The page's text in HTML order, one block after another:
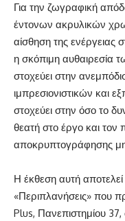
Για την ζωγραφική
έντονων ακρυλικών
αίσθηση της
η σκόπιμη αυθαιρεσία
στοχεύει στην
ιμπρεσιονιστικών και
στοχεύει στην όσο το
θεατή στο έργο και
αποκρυπτογράφησης
Η έκθεση αυτή
«Περιπλανήσεις» που
Plus, Πανεπιστημίου